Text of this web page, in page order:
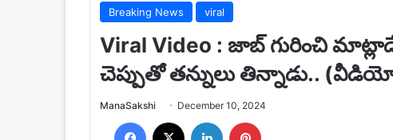
Breaking News viral
Viral Video : జాబ్ గురించి
చెప్పుతో తన్నులు తిన్నాడు..
ManaSakshiSend
email
December 10, 2024
Facebook LinkedIn